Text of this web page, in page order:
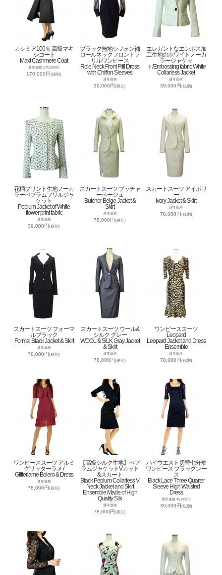
カシミア100％ 高級マキ
シコート
Maxi Cashmere Coat
通常価格 170,000円
170,000円(税別)
ブラック無地シフォン袖
ロールネックフロントフ
リルワンピース
Role Neck Front Frill Dress
with Chiffon Sleeves
通常価格
39,000円(税別)
エレガントなエンボス加
工生地のホワイトノーカ
ラージャケッ
ト/Embossing fabric White
Collarless Jacket
通常価格
39,000円(税別)
花柄プリント生地ノーカ
ラーぺプラムフリルジャ
ケット
Peplum Jacket of White
flower print fabric
通常価格
39,000円(税別)
スカートスーツ ブッチャ
ーベージュ
Butcher Beige Jacket &
Skirt
通常価格
78,000円(税別)
スカートスーツ アイボリ
ー
Ivory Jacket & Skirt
通常価格
78,000円(税別)
スカートスーツ フォーマ
ルブラック
Formal Black Jacket & Skirt
通常価格
78,000円(税別)
スカートスーツ ウール&
シルク グレー
WOOL & SILK Gray Jacket
& Skirt
通常価格
78,000円(税別)
ワンピーススーツ
Leopard
Leopard Jacket and Dress
Ensemble
通常価格
78,000円(税別)
ワンピーススーツ アルミ
グリッターラメ /
Glitterlame Bolero & Dress
通常価格
78,000円(税別)
【高級シルク生地】ぺプ
ラムジャケットVカット
&スカート
Black Peplum Collarless V
Neck Jacket and Skirt
Ensemble Made of High
Quality Silk
通常価格
78,000円(税別)
ハイウエスト切替七分袖
ワンピース ブラックレー
ス
Black Lace Three Quarter
Sleeve High Waisted
Dress
通常価格 45,000円
39,000円(税別)